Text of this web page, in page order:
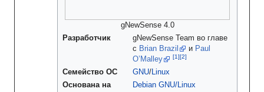
gNewSense 4.0
Разработчик
gNewSense Team во главе
с Brian Brazil и Paul
O’Malley
Семейство ОС
GNU/Linux
Основана на
Debian GNU/Linux